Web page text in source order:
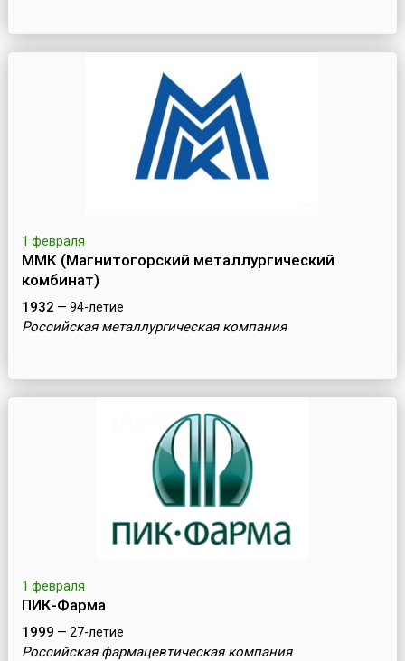
1 февраля
ММК (Магнитогорский металлургический
комбинат)
1932 — 94-летие
Российская металлургическая компания
1 февраля
ПИК-Фарма
1999 — 27-летие
Российская фармацевтическая компания